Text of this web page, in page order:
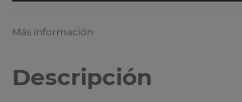
Más información
Descripción